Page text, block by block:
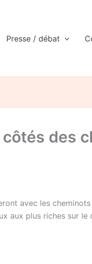
Presse / débat
des
avec les
aux plus riches sur le